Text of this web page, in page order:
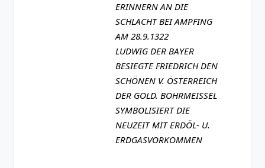
ERINNERN AN DIE
SCHLACHT BEI AMPFING
AM 28.9.1322
LUDWIG DER BAYER
BESIEGTE FRIEDRICH DEN
SCHÖNEN V. ÖSTERREICH
DER GOLD. BOHRMEISSEL
SYMBOLISIERT DIE
NEUZEIT MIT ERDÖL- U.
ERDGASVORKOMMEN